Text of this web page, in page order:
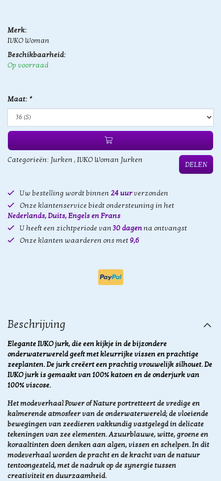
Merk:
IVKO Woman
Beschikbaarheid:
Op voorraad
Maat: *
Categorieën: Jurken , IVKO Woman Jurken
DELEN
Uw bestelling wordt binnen 24 uurverzonden
Onze klantenservice biedt ondersteuning in het
Nederlands, Duits, Engels en Frans
U heeft een zichtperiode van30 dagenna ontvangst
Onze klanten waarderen ons met 9,6
Beschrijving
Elegante IVKO jurk, die een kijkje in de bijzondere
onderwaterwereld geeft met kleurrijke vissen en prachtige
zeeplanten. De jurk creëert een prachtig vrouwelijk silhouet. De
IVKO jurk is gemaakt van 100% katoen en de onderjurk van
100% viscose.
Het modeverhaal Power of Natureportretteert de vredige en
kalmerende atmosfeer van de onderwaterwereld; de vloeiende
bewegingen van zeedieren vakkundig vastgelegd in delicate
tekeningen van zee elementen. Azuurblauwe, witte, groene en
koraaltinten doen denken aan algen, vissen en schelpen. In dit
modeverhaal worden de pracht en de kracht van de natuur
tentoongesteld, met de nadruk op de synergie tussen
creativiteit en duurzaamheid.